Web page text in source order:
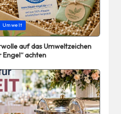
Umwelt
auf das Umweltzeichen
Engel“ achten